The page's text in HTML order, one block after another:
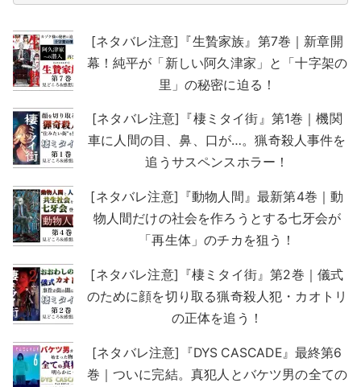
[ネタバレ注意]『生贄家族』第7巻｜新章開
幕！純平が「新しい阿久津家」と「十字架の
里」の秘密に迫る！
[ネタバレ注意]『棲ミタイ街』第1巻｜機関
車に人間の目、鼻、口が…。猟奇殺人事件を
追うサスペンスホラー！
[ネタバレ注意]『動物人間』最新第4巻｜動
物人間だけの社会を作ろうとする七牙会が
「再生体」のチカを狙う！
[ネタバレ注意]『棲ミタイ街』第2巻｜儀式
のために顔を切り取る猟奇殺人犯・カオトリ
の正体を追う！
[ネタバレ注意]『DYS CASCADE』最終第6
巻｜ついに完結。真犯人とバケツ男の全ての